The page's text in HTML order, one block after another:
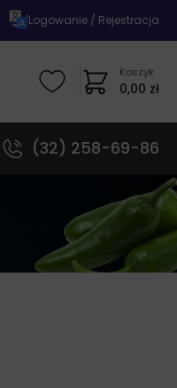
|Logowanie / Rejestracja
Koszyk
0,00 zł
(32) 258-69-86